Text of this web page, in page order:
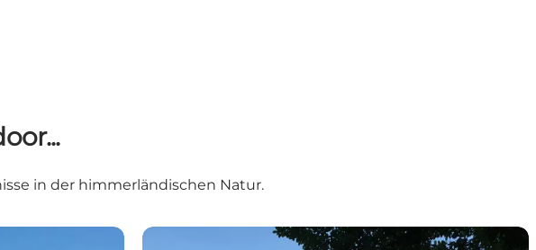
in der himmerländischen Natur.
Fjord Vorschläge für Touren in die himmerländische Natur